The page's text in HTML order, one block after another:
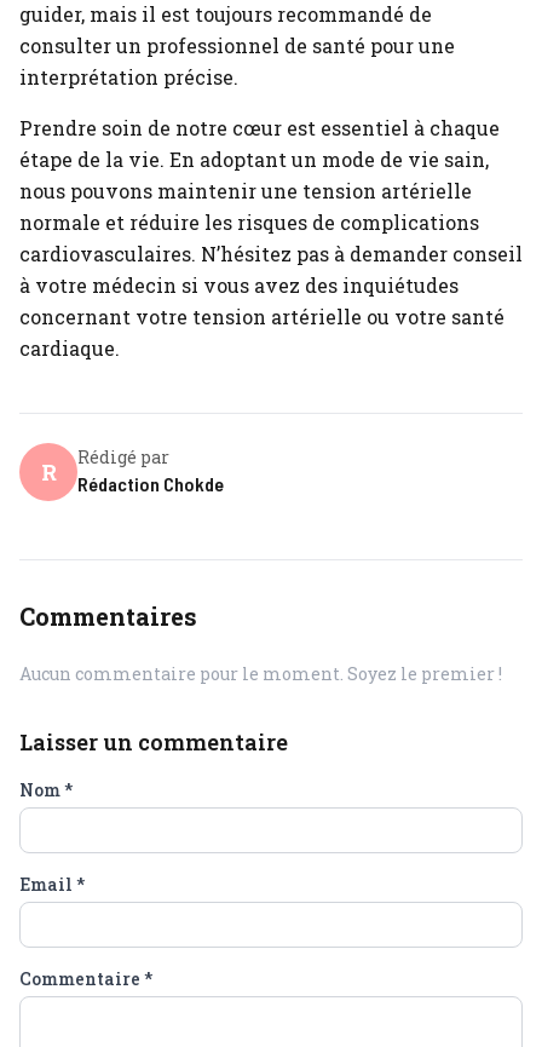
guider, mais il est toujours recommandé de
consulter un professionnel de santé pour une
interprétation précise.
Prendre soin de notre cœur est essentiel à chaque
étape de la vie. En adoptant un mode de vie sain,
nous pouvons maintenir une tension artérielle
normale et réduire les risques de complications
cardiovasculaires. N’hésitez pas à demander conseil
à votre médecin si vous avez des inquiétudes
concernant votre tension artérielle ou votre santé
cardiaque.
R
Rédigé par
Rédaction Chokde
Commentaires
Aucun commentaire pour le moment. Soyez le premier !
Laisser un commentaire
Nom*
Email *
Commentaire *